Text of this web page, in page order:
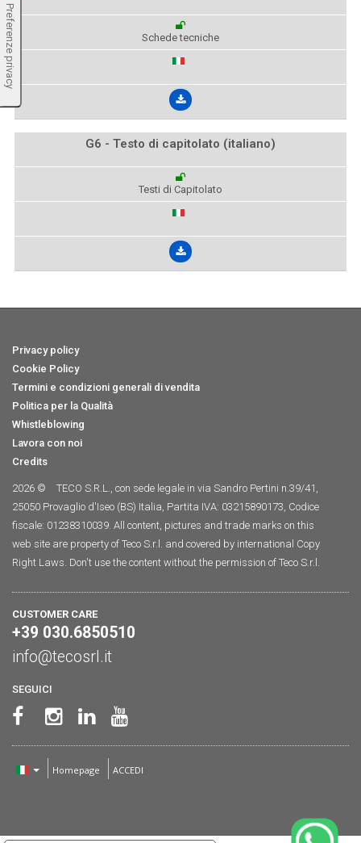
Schede tecniche
G6 - Testo di capitolato (italiano)
Testi di Capitolato
Privacy policy
Cookie Policy
Termini e condizioni generali di vendita
Politica per la Qualità
Whistleblowing
Lavora con noi
Credits
2026 ©
TECO S.R.L., con sede legale in via Sandro Pertini n.39/41,
25050 Provaglio d'Iseo (BS) Italia, Partita IVA: 03215890173, Codice
fiscale: 01238310039. All content, pictures and trade marks on this
web site are property of Teco S.r.l. and covered by international Copy
Right Laws. Don't use the content without the permission of Teco S.r.l.
CUSTOMER CARE
+39 030.6850510
info@tecosrl.it
SEGUICI
Homepage ACCEDI